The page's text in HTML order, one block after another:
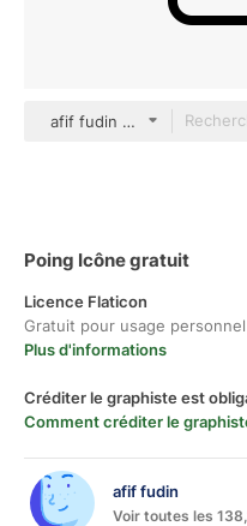
afif fudin black fill
Poing Icône gratuit
Licence Flaticon
Gratuit pour usage
Plus d'informations
Créditer le graphiste est
Comment créditer le
afif fudin
Voir toutes les